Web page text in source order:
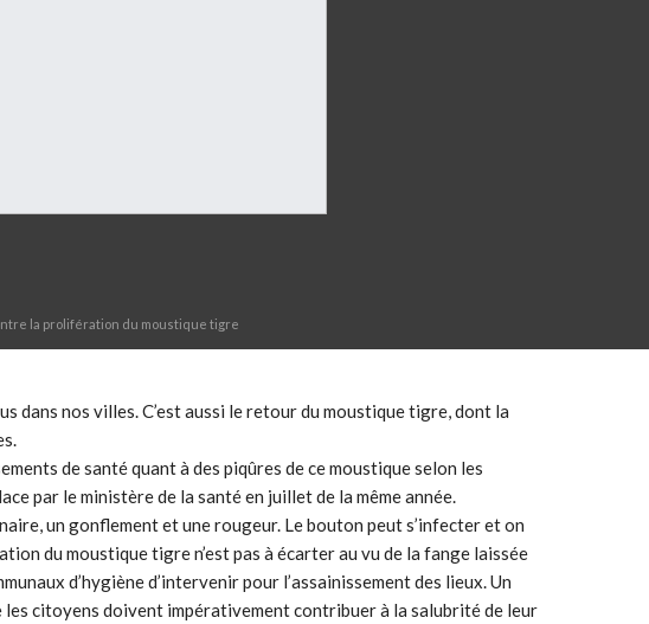
la prolifération du moustique tigre
dans nos villes. C’est aussi le retour du moustique tigre, dont la
de santé quant à des piqûres de ce moustique selon les
par le ministère de la santé en juillet de la même année.
un gonflement et une rougeur. Le bouton peut s’infecter et on
du moustique tigre n’est pas à écarter au vu de la fange laissée
d’hygiène d’intervenir pour l’assainissement des lieux. Un
citoyens doivent impérativement contribuer à la salubrité de leur